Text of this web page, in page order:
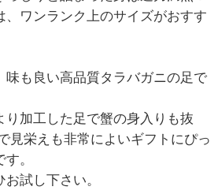
ワンランク上のサイズがおすす
味も良い高品質タラバガニの足で
り加工した足で蟹の身入りも抜
見栄えも非常によいギフトにぴっ
。
試し下さい。